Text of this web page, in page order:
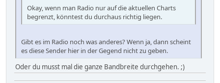
Okay, wenn man Radio nur auf die aktuellen Charts
begrenzt, könntest du durchaus richtig liegen.
Gibt es im Radio noch was anderes? Wenn ja, dann scheint
es diese Sender hier in der Gegend nicht zu geben.
Oder du musst mal die ganze Bandbreite durchgehen. ;)